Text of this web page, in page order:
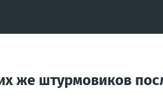
же штурмовиков